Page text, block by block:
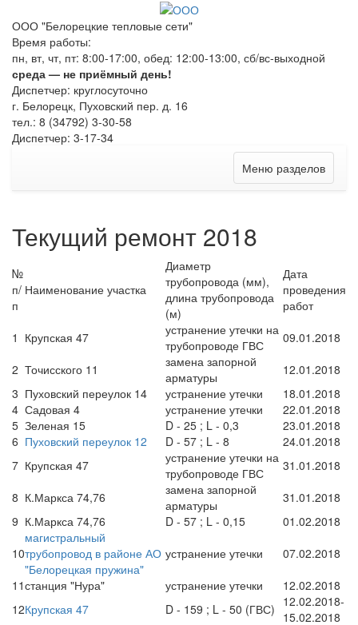
ООО "Белорецкие тепловые сети"
Время работы:
пн, вт, чт, пт: 8:00-17:00, обед: 12:00-13:00, сб/вс-выходной
среда — не приёмный день!
Диспетчер: круглосуточно
г. Белорецк, Пуховский пер. д. 16
тел.: 8 (34792) 3-30-58
Диспетчер: 3-17-34
Меню разделов
Текущий ремонт 2018
№
п/
п
Наименование участка
Диаметр
трубопровода (мм),
длина трубопровода
(м)
Дата
проведения
работ
1 Крупская 47
устранение утечки на
трубопроводе ГВС
09.01.2018
2 Точисского 11
замена запорной
арматуры
12.01.2018
3 Пуховский переулок 14 устранение утечки
18.01.2018
4 Садовая 4 устранение утечки
22.01.2018
5 Зеленая 15 D - 25 ; L - 0,3
23.01.2018
6 Пуховский переулок 12 D - 57 ; L - 8
24.01.2018
7 Крупская 47
устранение утечки на
трубопроводе ГВС
31.01.2018
8 К.Маркса 74,76
замена запорной
арматуры
31.01.2018
9 К.Маркса 74,76 D - 57 ; L - 0,15
01.02.2018
10
магистральный
трубопровод в районе АО
"Белорецкая пружина"
устранение утечки
07.02.2018
11станция "Нура" устранение утечки
12.02.2018
12Крупская 47 D - 159 ; L - 50 (ГВС) 12.02.2018-
15.02.2018